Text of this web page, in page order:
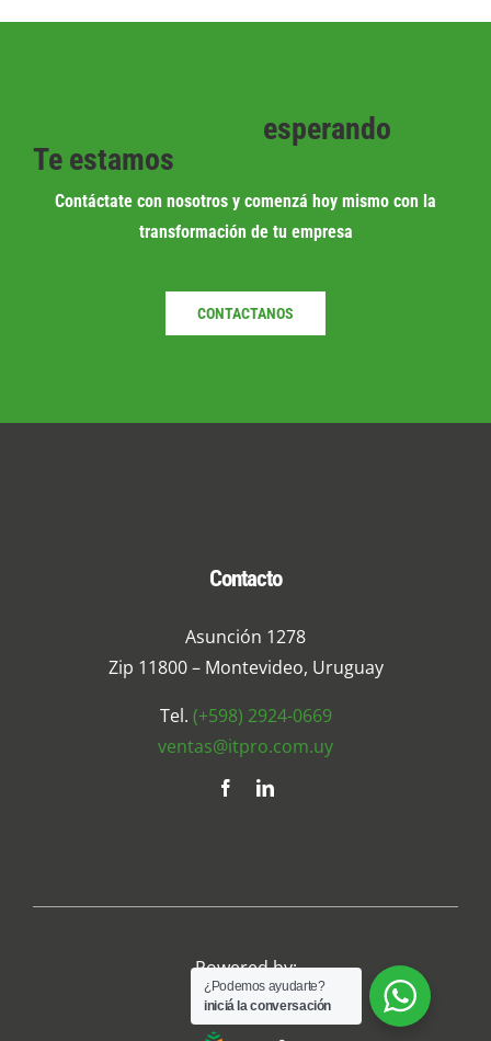
Te estamos
esperando
Contáctate con nosotros y comenzá hoy mismo con la
transformación de tu empresa
CONTACTANOS
Contacto
Asunción 1278
Zip 11800 – Montevideo, Uruguay
Tel. (+598) 2924-0669
ventas@itpro.com.uy
Powered by:
¿Podemos ayudarte?
iniciá la conversación